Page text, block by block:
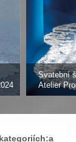
Svatební
Atelier